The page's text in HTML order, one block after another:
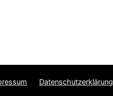
Datenschutzerklärung